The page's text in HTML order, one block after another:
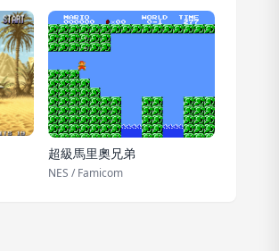
超級馬里奧兄弟
NES / Famicom